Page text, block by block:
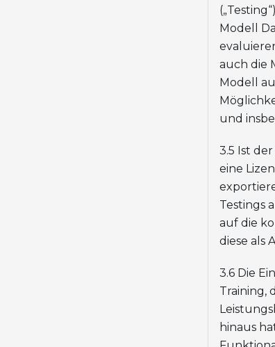
Modell
auch die
Modell
und
3.5 Ist
eine
Testings
auf die
diese als
3.6 Die
Training,
hinaus